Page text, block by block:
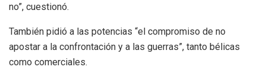
no”, cuestionó.
También pidió a las potencias “el compromiso de no
apostar a la confrontación y a las guerras”, tanto bélicas
como comerciales.